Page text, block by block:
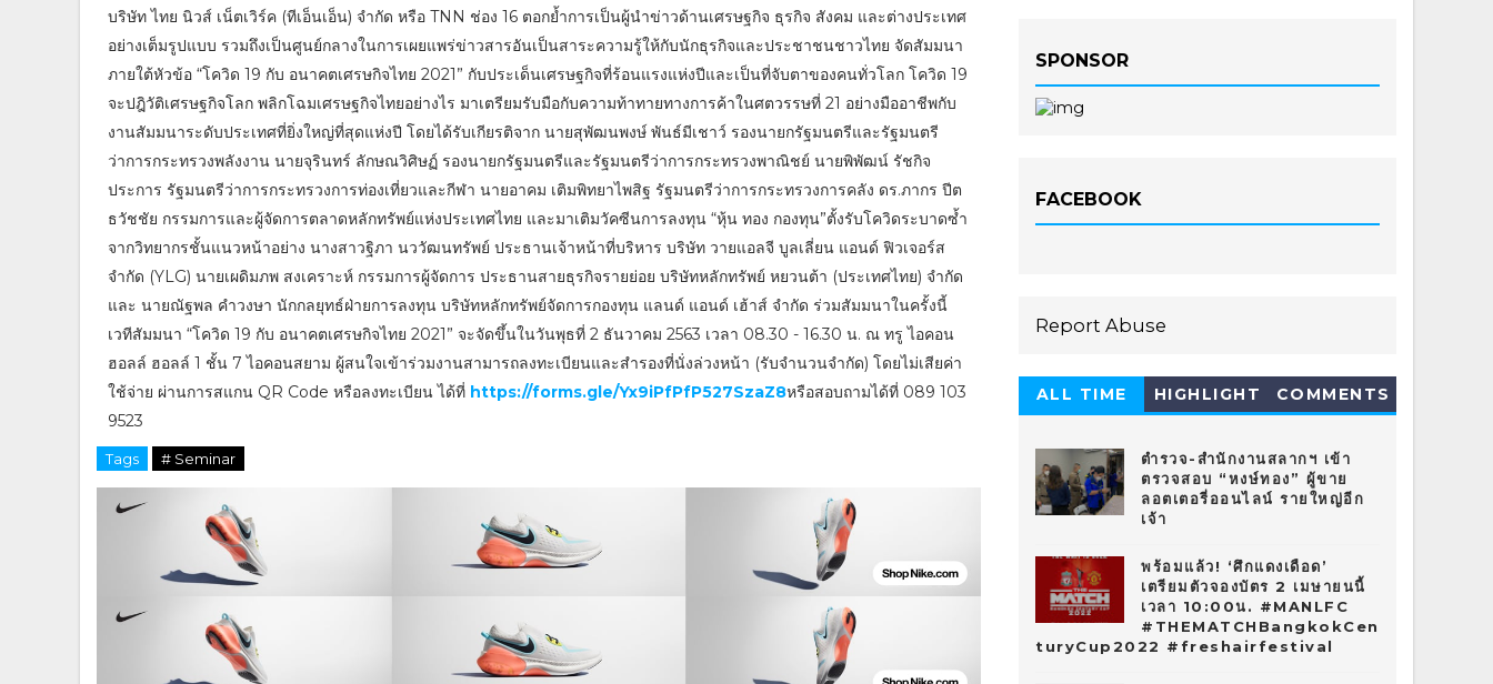
บริษัท ไทย นิวส์ เน็ตเวิร์ค (ทีเอ็นเอ็น) จำกัด หรือ TNN ช่อง 16 ตอกย้ำการเป็นผู้นำข่าวด้านเศรษฐกิจ ธุรกิจ สังคม และต่างประเทศ
อย่างเต็มรูปแบบ รวมถึงเป็นศูนย์กลางในการเผยแพร่ข่าวสารอันเป็นสาระความรู้ให้กับนักธุรกิจและประชาชนชาวไทย จัดสัมมนา
ภายใต้หัวข้อ “โควิด 19 กับ อนาคตเศรษกิจไทย 2021” กับประเด็นเศรษฐกิจที่ร้อนแรงแห่งปีและเป็นที่จับตาของคนทั่วโลก โควิด 19
จะปฎิวัติเศรษฐกิจโลก พลิกโฉมเศรษฐกิจไทยอย่างไร มาเตรียมรับมือกับความท้าทายทางการค้าในศตวรรษที่ 21 อย่างมืออาชีพกับ
งานสัมมนาระดับประเทศที่ยิ่งใหญ่ที่สุดแห่งปี โดยได้รับเกียรติจาก นายสุพัฒนพงษ์ พันธ์มีเชาว์ รองนายกรัฐมนตรีและรัฐมนตรี
ว่าการกระทรวงพลังงาน นายจุรินทร์ ลักษณวิศิษฏ์ รองนายกรัฐมนตรีและรัฐมนตรีว่าการกระทรวงพาณิชย์ นายพิพัฒน์ รัชกิจ
ประการ รัฐมนตรีว่าการกระทรวงการท่องเที่ยวและกีฬา นายอาคม เติมพิทยาไพสิฐ รัฐมนตรีว่าการกระทรวงการคลัง ดร.ภากร ปีต
ธวัชชัย กรรมการและผู้จัดการตลาดหลักทรัพย์แห่งประเทศไทย และมาเติมวัคซีนการลงทุน “หุ้น ทอง กองทุน”ตั้งรับโควิดระบาดซ้ำ
จากวิทยากรชั้นแนวหน้าอย่าง นางสาวฐิภา นววัฒนทรัพย์ ประธานเจ้าหน้าที่บริหาร บริษัท วายแอลจี บูลเลี่ยน แอนด์ ฟิวเจอร์ส
จำกัด (YLG) นายเผดิมภพ สงเคราะห์ กรรมการผู้จัดการ ประธานสายธุรกิจรายย่อย บริษัทหลักทรัพย์ หยวนต้า (ประเทศไทย) จำกัด
และ นายณัฐพล คำวงษา นักกลยุทธ์ฝ่ายการลงทุน บริษัทหลักทรัพย์จัดการกองทุน แลนด์ แอนด์ เฮ้าส์ จำกัด ร่วมสัมมนาในครั้งนี้
เวทีสัมมนา “โควิด 19 กับ อนาคตเศรษกิจไทย 2021” จะจัดขึ้นในวันพุธที่ 2 ธันวาคม 2563 เวลา 08.30 - 16.30 น. ณ ทรู ไอคอน
ฮอลล์ ฮอลล์ 1 ชั้น 7 ไอคอนสยาม ผู้สนใจเข้าร่วมงานสามารถลงทะเบียนและสำรองที่นั่งล่วงหน้า (รับจำนวนจำกัด) โดยไม่เสียค่า
ใช้จ่าย ผ่านการสแกน QR Code หรือลงทะเบียน ได้ที่ https://forms.gle/Yx9iPfPfP527SzaZ8หรือสอบถามได้ที่ 089 103
9523
Tags # Seminar
SPONSOR
FACEBOOK
Report Abuse
ALL TIME
HIGHLIGHT COMMENTS
ตำรวจ-สำนักงานสลากฯ เข้า
ตรวจสอบ “หงษ์ทอง” ผู้ขาย
ลอตเตอรี่ออนไลน์ รายใหญ่อีก
เจ้า
พร้อมแล้ว! ‘ศึกแดงเดือด’
เตรียมตัวจองบัตร 2 เมษายนนี้
เวลา 10:00น. #MANLFC
#THEMATCHBangkokCen
turyCup2022 #freshairfestival